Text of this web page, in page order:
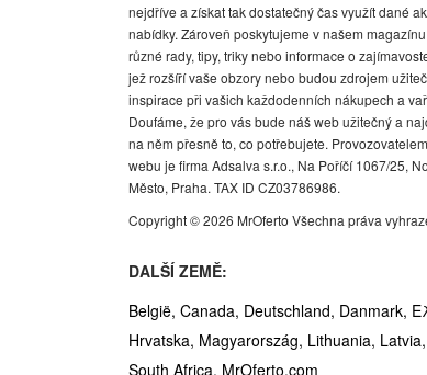
nejdříve a získat tak dostatečný čas využít dané
nabídky. Zároveň poskytujeme v našem magazínu
různé rady, tipy, triky nebo informace o
jež rozšíří vaše obzory nebo budou zdrojem
inspirace při vašich každodenních nákupech a
Doufáme, že pro vás bude náš web užitečný a
na něm přesně to, co potřebujete. Provozovatelem
webu je firma Adsalva s.r.o., Na Poříčí 1067/25,
Město, Praha. TAX ID CZ03786986.
Copyright © 2026 MrOferto Všechna práva
DALŠÍ ZEMĚ:
België, Canada, Deutschland, Danmark,
Hrvatska, Magyarország, Lithuania, Latvia,
South Africa, MrOferto.com